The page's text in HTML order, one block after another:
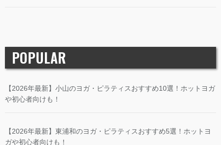
POPULAR
【2026年最新】小山のヨガ・ピラティスおすすめ10選！ホットヨガ
や初心者向けも！
【2026年最新】東浦和のヨガ・ピラティスおすすめ5選！ホットヨ
ガや初心者向けも！